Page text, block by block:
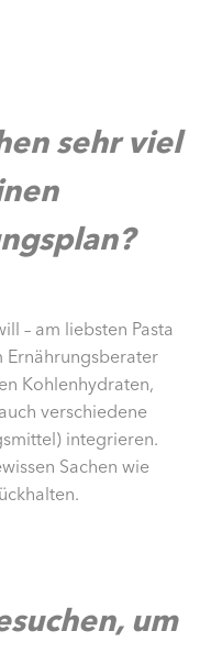
sehr viel
– am liebsten Pasta
Ernährungsberater
Kohlenhydraten,
verschiedene
integrieren.
Sachen wie
um